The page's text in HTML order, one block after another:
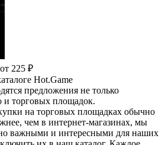
от 225 ₽
Hot.Game
предложения не только
и торговых площадок.
на торговых площадках обычно
чем в интернет-магазинах, мы
важными и интересными для наших